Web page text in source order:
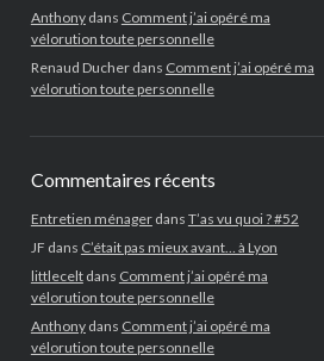
Anthonydans Comment j’ai opéré ma
vélorution toute personnelle
Renaud Ducherdans Comment j’ai opéré ma
vélorution toute personnelle
Commentaires récents
Entretien ménagerdans T’as vu quoi ? #52
JF dans C’était pas mieux avant… à Lyon
littleceltdans Comment j’ai opéré ma
vélorution toute personnelle
Anthonydans Comment j’ai opéré ma
vélorution toute personnelle